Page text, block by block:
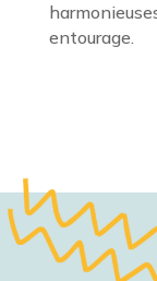
entourage.